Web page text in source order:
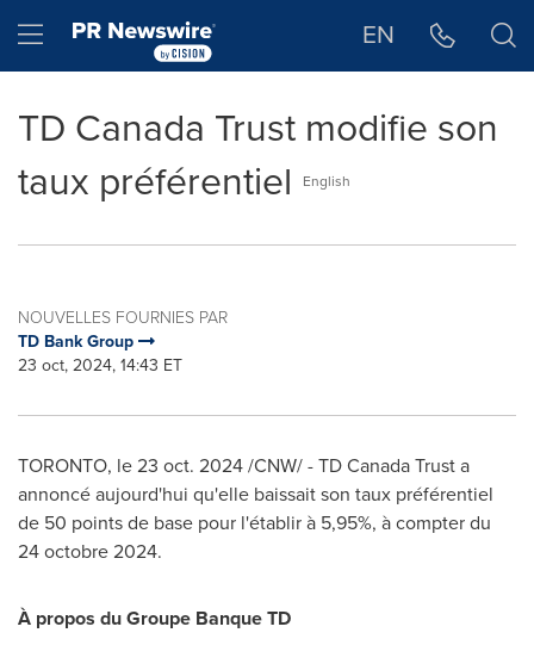
Hamburger menu EN
TD Canada Trust modifie son
taux préférentiel
English
NOUVELLES FOURNIES PAR
TD Bank Group
23 oct, 2024, 14:43 ET
TORONTO, le23 oct. 2024/CNW/ - TD Canada Trust a
annoncé aujourd'hui qu'elle baissait son taux préférentiel
de 50 points de base pour l'établir à 5,95%, à compter du
24 octobre 2024.
À propos du Groupe Banque TD